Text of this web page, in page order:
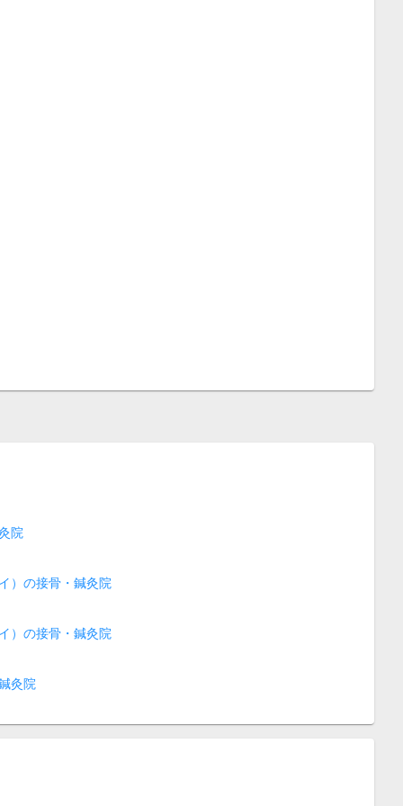
院
）の接骨・鍼灸院
）の接骨・鍼灸院
灸院